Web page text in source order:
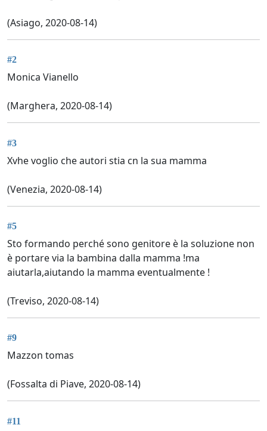
(Asiago, 2020-08-14)
#2
Monica Vianello
(Marghera, 2020-08-14)
#3
Xvhe voglio che autori stia cn la sua mamma
(Venezia, 2020-08-14)
#5
Sto formando perché sono genitore è la soluzione non
è portare via la bambina dalla mamma !ma
aiutarla,aiutando la mamma eventualmente !
(Treviso, 2020-08-14)
#9
Mazzon tomas
(Fossalta di Piave, 2020-08-14)
#11